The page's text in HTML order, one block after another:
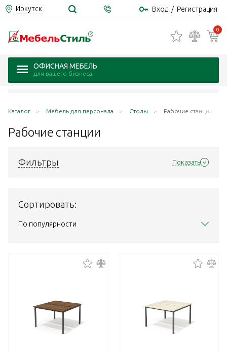
Иркутск Вход / Регистрация
0
ОФИСНАЯ МЕБЕЛЬ
для вашего бизнеса
Каталог Мебель для персонала Столы Рабочие станции
Рабочие станции
Фильтры Показать
Сортировать:
По популярности